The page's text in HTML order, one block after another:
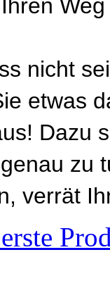
nicht
etwas
Dazu
zu
verrät